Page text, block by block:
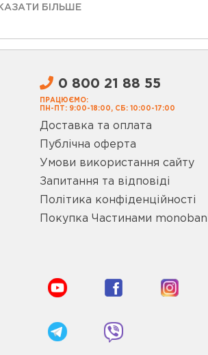
БІЛЬШЕ
0 800 21 88 55
ПРАЦЮЄМО:
ПН-ПТ: 9:00-18:00, СБ: 10:00-17:00
Доставка та оплата
Публічна оферта
Умови використання сайту
Запитання та відповіді
Політика конфіденційності
Покупка Частинами